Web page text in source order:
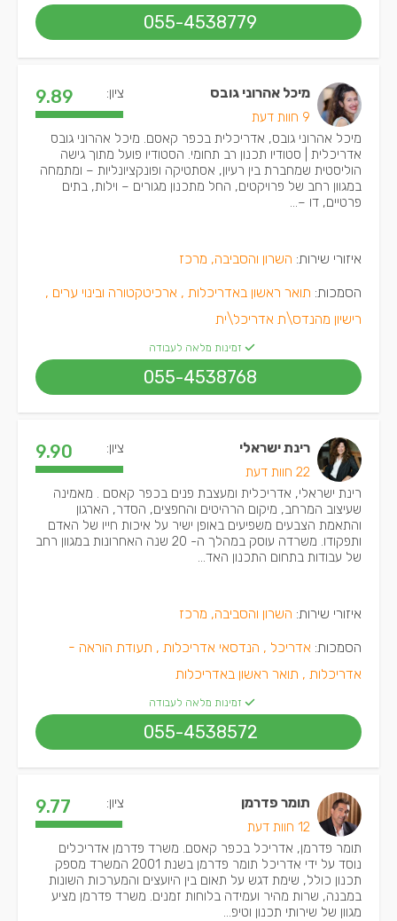
055-4538779
מיכל אהרוני גובס
9 חוות דעת
ציון: 9.89
מיכל אהרוני גובס, אדריכלית בכפר קאסם. מיכל אהרוני גובס
אדריכלית | סטודיו תכנון רב תחומי. הסטודיו פועל מתוך גישה
הוליסטית שמחברת בין רעיון, אסתטיקה ופונקציונליות – ומתמחה
במגוון רחב של פרויקטים, החל מתכנון מגורים – וילות, בתים
פרטיים, דו –...
איזורי שירות: השרון והסביבה, מרכז
הסמכות: תואר ראשון באדריכלות , ארכיטקטורה ובינוי ערים ,
רישיון מהנדס\ת אדריכל\ית
זמינות מלאה לעבודה
055-4538768
רינת ישראלי
22 חוות דעת
ציון: 9.90
רינת ישראלי, אדריכלית ומעצבת פנים בכפר קאסם . מאמינה
שעיצוב המרחב, מיקום הרהיטים והחפצים, הסדר, הארגון
והתאמת הצבעים משפיעים באופן ישיר על איכות חייו של האדם
ותפקודו. משרדה עוסק במהלך ה- 20 שנה האחרונות במגוון רחב
של עבודות בתחום התכנון האד...
איזורי שירות: השרון והסביבה, מרכז
הסמכות: אדריכל , הנדסאי אדריכלות , תעודת הוראה -
אדריכלות , תואר ראשון באדריכלות
זמינות מלאה לעבודה
055-4538572
תומר פדרמן
12 חוות דעת
ציון: 9.77
תומר פדרמן, אדריכל בכפר קאסם. משרד פדרמן אדריכלים
נוסד על ידי אדריכל תומר פדרמן בשנת 2001 המשרד מספק
תכנון כולל, שימת דגש על תאום בין היועצים והמערכות השונות
במבנה, שרות מהיר ועמידה בלוחות זמנים. משרד פדרמן מציע
מגוון של שירותי תכנון וטיפ...